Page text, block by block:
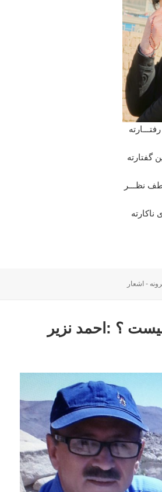
گفتارته
نظـــر
ناکارته
نکن لطف نظـــر : احمد محمود
- اشعار
؟ :احمد نزیر